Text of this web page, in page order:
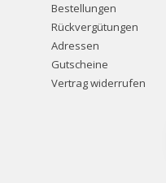
Bestellungen
Rückvergütungen
Adressen
Gutscheine
Vertrag widerrufen